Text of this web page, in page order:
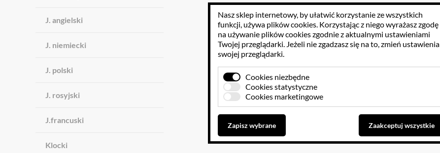
J. angielski
J. niemiecki
J. polski
J. rosyjski
J.francuski
Klocki
Nasz sklep internetowy, by ułatwić korzystanie ze wszystkich
funkcji, używa plików cookies. Korzystając z niego wyrażasz zgodę
na używanie plików cookies zgodnie z aktualnymi ustawieniami
Twojej przeglądarki. Jeżeli nie zgadzasz się na to, zmień ustawienia
swojej przeglądarki.
Cookies niezbędne
Cookies statystyczne
Cookies marketingowe
Zapisz wybrane Zaakceptuj wszystkie